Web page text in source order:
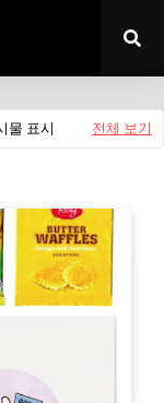
물 표시 전체 보기